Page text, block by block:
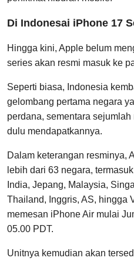
Di Indonesai iPhone 17
Hingga kini, Apple belum
series akan resmi masuk ke
Seperti biasa, Indonesia
gelombang pertama negara
perdana, sementara
dulu mendapatkannya.
Dalam keterangan resminya,
lebih dari 63 negara,
India, Jepang, Malaysia,
Thailand, Inggris, AS, hingga
memesan iPhone Air mulai
05.00 PDT.
Unitnya kemudian akan